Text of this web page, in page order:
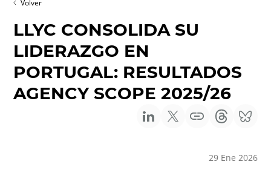
Volver
LLYC CONSOLIDA SU
LIDERAZGO EN
PORTUGAL: RESULTADOS
AGENCY SCOPE 2025/26
29 Ene 2026